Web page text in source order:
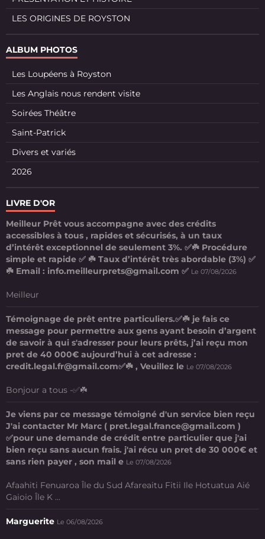
LES ORIGINES DE ROYSTON
ALBUM PHOTOS
Les Loupéens à Royston
Les Anglais nous rendent visite
Soirées Théâtre
Saint-Patrick
Divers et variés
2026
LIVRE D'OR
Meilleur Prêt vous accompagne avec des crédits
accessibles à tous , rapides et sécurisés, à un taux
d’intérêt exceptionnel de seulement 3%. ✅☘️ Procédure
simple et rapide ✅ ☘️ Taux d’intérêt très abordable (3%) ✅
☘️ Email : info.meilleurprets@gmail.com ✅ Le 07/08/2026
Meilleur
Témoignage de prêt entre particuliers.✅☘️ je fais ce
message pour permettre aux gens ayant besoin d’argent
de savoir à qui s'adresser pour leurs prêts, j’ai reçu mon
pret de 40 000€ aujourd’hui à cet adresse :
credit.legal.fr@gmail.com✅☘️ , Veuillez le Le 07/08/2026
Bonjour a tous -✅☘️
Je viens par ce message témoigné d'un service bien reçu
J'ai contacter Mr Marc ( pret.legal.france@gmail.com )
✅pour une demande de crédit entre particulier que j'ai
bien reçu sans aucun frais. j'ai récu un pret de 30 000€ et
sans rien payer , son mail e Le 07/08/2026
Afaahiti Fenuaroa Île du Sud Afareaitu Fitii Ile Hotuatua Aié
Gaioio Île K ...
Marguerite Le 06/08/2026